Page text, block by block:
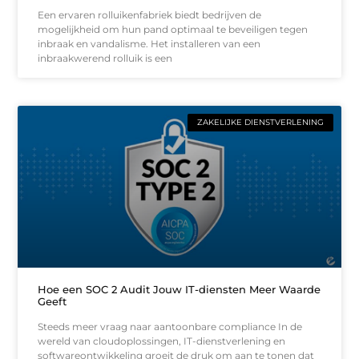
Een ervaren rolluikenfabriek biedt bedrijven de
mogelijkheid om hun pand optimaal te beveiligen tegen
inbraak en vandalisme. Het installeren van een
inbraakwerend rolluik is een
ZAKELIJKE DIENSTVERLENING
Hoe een SOC 2 Audit Jouw IT-diensten Meer Waarde
Geeft
Steeds meer vraag naar aantoonbare compliance In de
wereld van cloudoplossingen, IT-dienstverlening en
softwareontwikkeling groeit de druk om aan te tonen dat